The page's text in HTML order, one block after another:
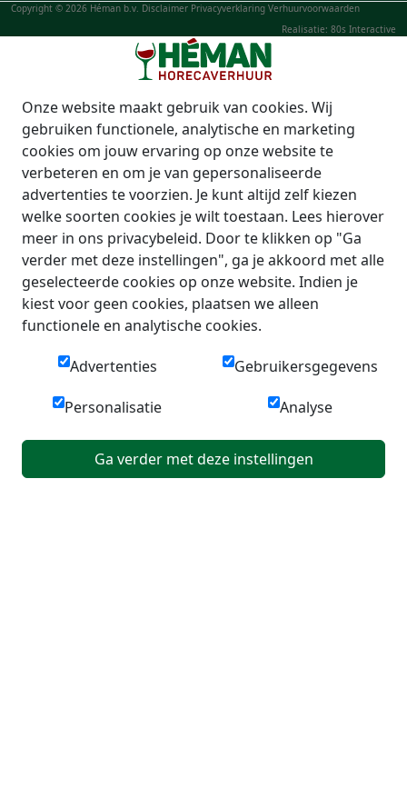
Copyright © 2026 Héman b.v. Disclaimer Privacyverklaring Verhuurvoorwaarden
Realisatie: 80s Interactive
Onze website maakt gebruik van cookies. Wij
gebruiken functionele, analytische en marketing
cookies om jouw ervaring op onze website te
verbeteren en om je van gepersonaliseerde
advertenties te voorzien. Je kunt altijd zelf kiezen
welke soorten cookies je wilt toestaan. Lees hierover
meer in ons privacybeleid. Door te klikken op "Ga
verder met deze instellingen", ga je akkoord met alle
geselecteerde cookies op onze website. Indien je
kiest voor geen cookies, plaatsen we alleen
functionele en analytische cookies.
Advertenties Gebruikersgegevens
Personalisatie Analyse
Ga verder met deze instellingen